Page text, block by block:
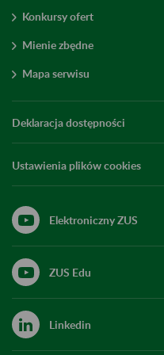
Konkursy ofert
Mienie zbędne
Mapa serwisu
Deklaracja dostępności
Ustawienia plików cookies
Elektroniczny ZUS
ZUS Edu
Linkedin